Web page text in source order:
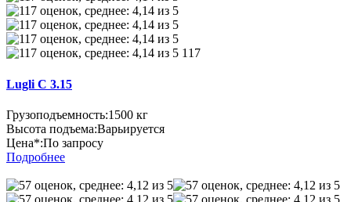
117
Lugli C 3.15
Грузоподъемность:1500 кг
Высота подъема:Варьируется
Цена*:По запросу
Подробнее